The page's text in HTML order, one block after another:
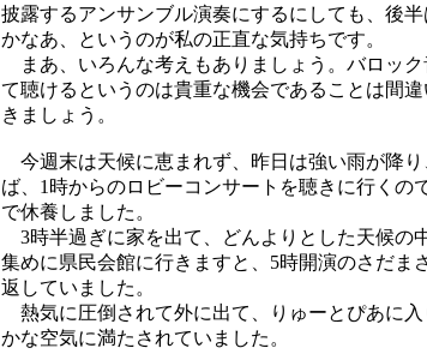
披露するアンサンブル演奏にするにしても、後
かなあ、というのが私の正直な気持ちです。
まあ、いろんな考えもありましょう。バロッ
て聴けるというのは貴重な機会であることは間
きましょう。
今週末は天候に恵まれず、昨日は強い雨が降
ば、1時からのロビーコンサートを聴きに行く
で休養しました。
3時半過ぎに家を出て、どんよりとした天候の
集めに県民会館に行きますと、5時開演のさだま
返していました。
熱気に圧倒されて外に出て、りゅーとぴあに
かな空気に満たされていました。